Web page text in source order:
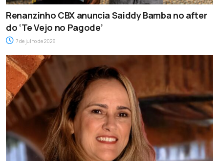
Renanzinho CBX anuncia Saiddy Bamba no after
do ‘Te Vejo no Pagode’
7 de julho de 2026